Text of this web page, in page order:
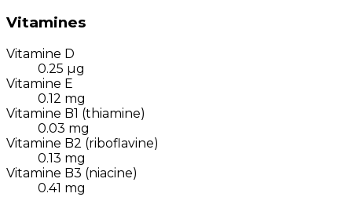
Vitamines
Vitamine D
0.25 µg
Vitamine E
0.12 mg
Vitamine B1 (thiamine)
0.03 mg
Vitamine B2 (riboflavine)
0.13 mg
Vitamine B3 (niacine)
0.41 mg